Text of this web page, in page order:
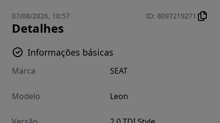
07/08/2026, 10:57 ID: 8097219271
Detalhes
Informações básicas
Marca SEAT
Modelo Leon